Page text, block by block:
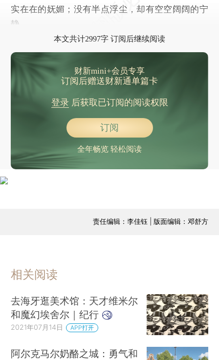
实在在的妩媚；没有半点浮尘，却有空空阔阔的宁
静。
本文共计2997字 订阅后继续阅读
财新mini+会员专享
订阅后赠送财新通单篇卡
登录后获取已订阅的阅读权限
订阅
全年畅览 轻松阅读
责任编辑：李佳钰 | 版面编辑：邓舒方
相关阅读
去海牙逛美术馆：天才维米尔
和魔幻埃舍尔｜纪行
2021年07月14日 APP打开
阿尔克马尔奶酪之城：勇气和